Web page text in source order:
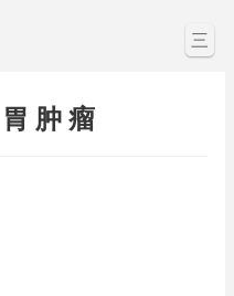
三
肿 瘤